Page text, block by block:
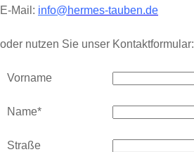
E-Mail: info@hermes-tauben.de
oder nutzen Sie unser Kontaktformular:
Vorname
Name*
Straße